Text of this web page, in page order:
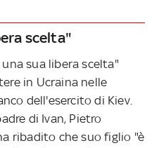
scelta"
sua libera scelta"
in Ucraina nelle
dell'esercito di Kiev.
di Ivan, Pietro
ribadito che suo figlio "è